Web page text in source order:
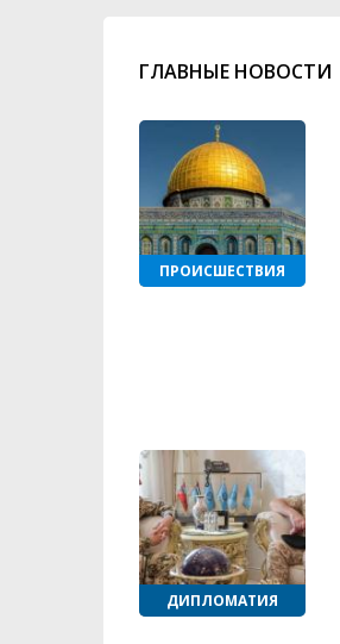
ГЛАВНЫЕ НОВОСТИ
ПРОИСШЕСТВИЯ
ДИПЛОМАТИЯ